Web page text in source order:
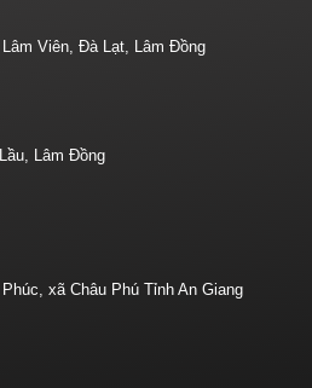
Viên, Đà Lạt, Lâm Đồng
Lâm Đồng
xã Châu Phú Tỉnh An Giang